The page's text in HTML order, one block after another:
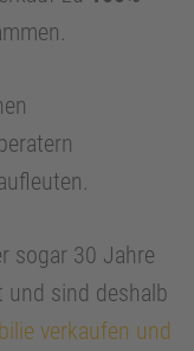
sogar 30 Jahre
und sind deshalb
verkaufen und